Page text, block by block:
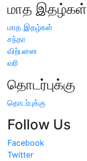
மாத இதழ்கள்
மாத இதழ்கள்
சந்தா
விற்பனை
வரி
தொடர்புக்கு
தொடர்புக்கு
Follow Us
Facebook
Twitter